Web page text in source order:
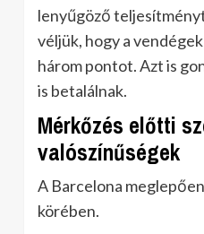
lenyűgöző
véljük, hogy a
három pontot. Azt is
is betalálnak.
Mérkőzés előtti
valószínűségek
A Barcelona
körében.